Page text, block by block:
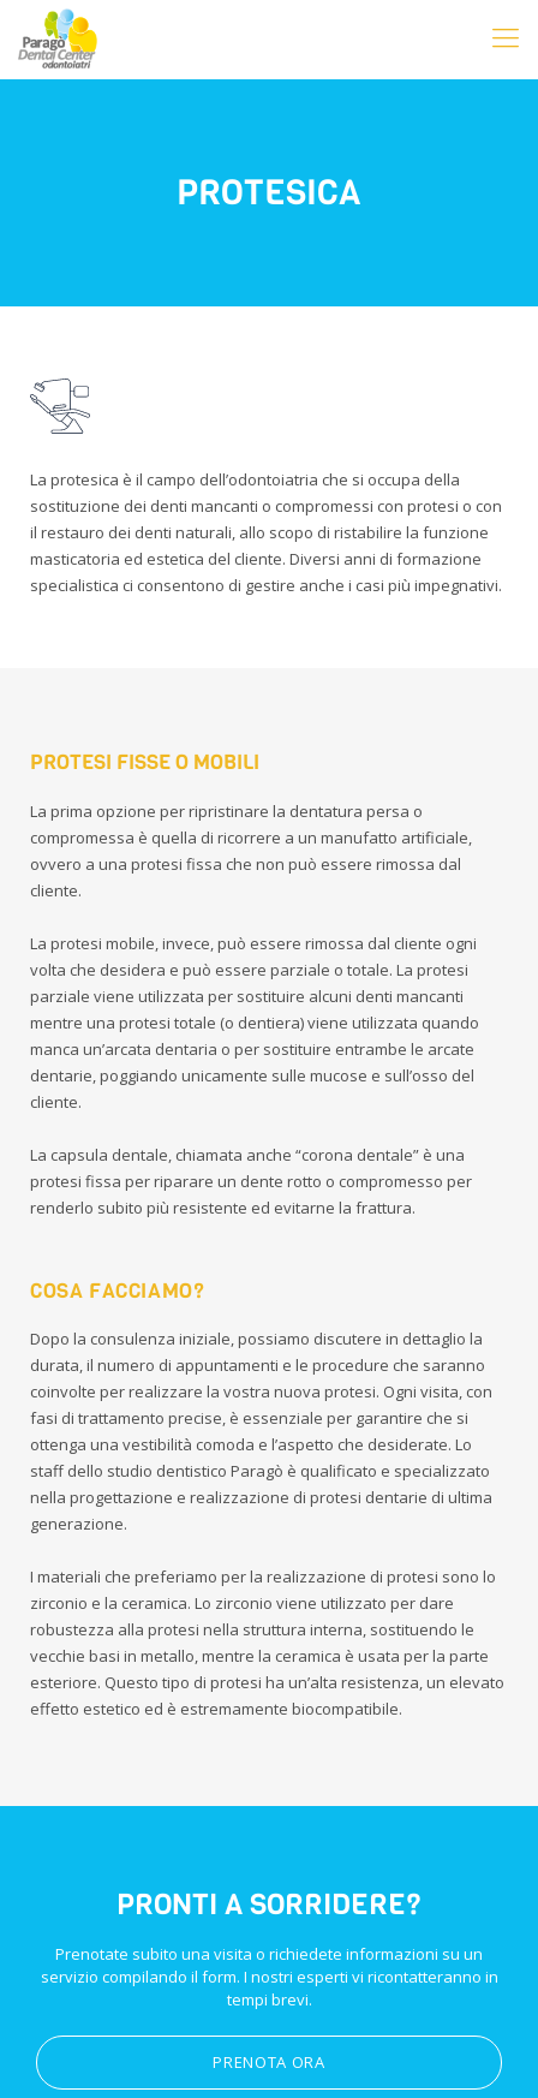
PROTESICA
La protesica è il campo dell’odontoiatria che si occupa della
sostituzione dei denti mancanti o compromessi con protesi o con
il restauro dei denti naturali, allo scopo di ristabilire la funzione
masticatoria ed estetica del cliente. Diversi anni di formazione
specialistica ci consentono di gestire anche i casi più impegnativi.
PROTESI FISSE O MOBILI
La prima opzione per ripristinare la dentatura persa o
compromessa è quella di ricorrere a un manufatto artificiale,
ovvero a una protesi fissa che non può essere rimossa dal
cliente.
La protesi mobile, invece, può essere rimossa dal cliente ogni
volta che desidera e può essere parziale o totale. La protesi
parziale viene utilizzata per sostituire alcuni denti mancanti
mentre una protesi totale (o dentiera) viene utilizzata quando
manca un’arcata dentaria o per sostituire entrambe le arcate
dentarie, poggiando unicamente sulle mucose e sull’osso del
cliente.
La capsula dentale, chiamata anche “corona dentale” è una
protesi fissa per riparare un dente rotto o compromesso per
renderlo subito più resistente ed evitarne la frattura.
COSA FACCIAMO?
Dopo la consulenza iniziale, possiamo discutere in dettaglio la
durata, il numero di appuntamenti e le procedure che saranno
coinvolte per realizzare la vostra nuova protesi. Ogni visita, con
fasi di trattamento precise, è essenziale per garantire che si
ottenga una vestibilità comoda e l’aspetto che desiderate. Lo
staff dello studio dentistico Paragò è qualificato e specializzato
nella progettazione e realizzazione di protesi dentarie di ultima
generazione.
I materiali che preferiamo per la realizzazione di protesi sono lo
zirconio e la ceramica. Lo zirconio viene utilizzato per dare
robustezza alla protesi nella struttura interna, sostituendo le
vecchie basi in metallo, mentre la ceramica è usata per la parte
esteriore. Questo tipo di protesi ha un’alta resistenza, un elevato
effetto estetico ed è estremamente biocompatibile.
PRONTI A SORRIDERE?
Prenotate subito una visita o richiedete informazioni su un
servizio compilando il form. I nostri esperti vi ricontatteranno in
tempi brevi.
PRENOTA ORA